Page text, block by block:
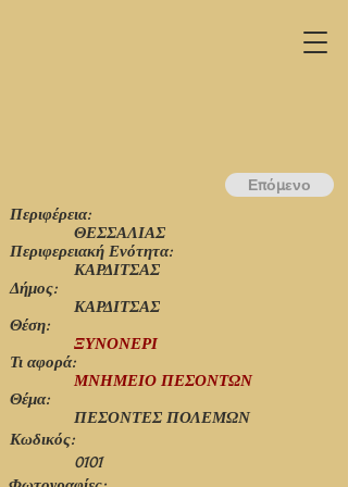
Περιφέρεια:
ΚΑΡΔΙΤΣΑΣ
ΘΕΣΣΑΛΙΑΣ
Περιφερειακή Ενότητα:
ΚΑΡΔΙΤΣΑΣ
Δήμος:
Θέση:
ΞΥΝΟΝΕΡΙ
Τι αφορά:
ΜΝΗΜΕΙΟ ΠΕΣΟΝΤΩΝ
Θέμα:
ΠΕΣΟΝΤΕΣ ΠΟΛΕΜΩΝ
Κωδικός:
0101
Επόμενο